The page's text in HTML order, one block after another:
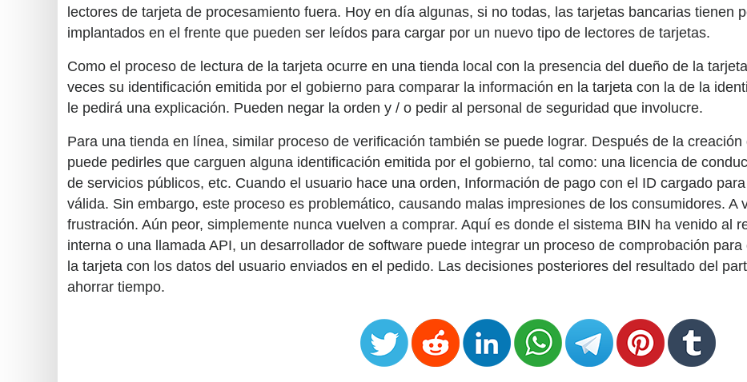
lectores de tarjeta de procesamiento fuera. Hoy en día algunas, si no todas, las tarjetas bancarias tienen
implantados en el frente que pueden ser leídos para cargar por un nuevo tipo de lectores de tarjetas.
Como el proceso de lectura de la tarjeta ocurre en una tienda local con la presencia del dueño de la
veces su identificación emitida por el gobierno para comparar la información en la tarjeta con la de la
le pedirá una explicación. Pueden negar la orden y / o pedir al personal de seguridad que involucre.
Para una tienda en línea, similar proceso de verificación también se puede lograr. Después de la
puede pedirles que carguen alguna identificación emitida por el gobierno, tal como: una licencia de
de servicios públicos, etc. Cuando el usuario hace una orden, Información de pago con el ID cargado
válida. Sin embargo, este proceso es problemático, causando malas impresiones de los consumidores. A
frustración. Aún peor, simplemente nunca vuelven a comprar. Aquí es donde el sistema BIN ha venido al
interna o una llamada API, un desarrollador de software puede integrar un proceso de comprobación
la tarjeta con los datos del usuario enviados en el pedido. Las decisiones posteriores del resultado del
ahorrar tiempo.